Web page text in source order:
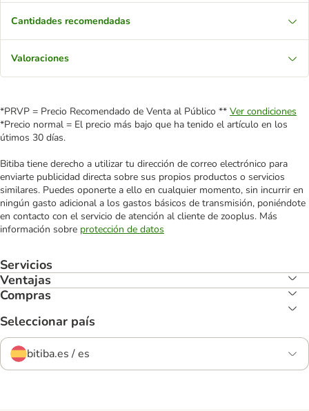
Cantidades recomendadas
Valoraciones
*PRVP = Precio Recomendado de Venta al Público ** Ver condiciones
*Precio normal = El precio más bajo que ha tenido el artículo en los
útimos 30 días.
Bitiba tiene derecho a utilizar tu dirección de correo electrónico para
enviarte publicidad directa sobre sus propios productos o servicios
similares. Puedes oponerte a ello en cualquier momento, sin incurrir en
ningún gasto adicional a los gastos básicos de transmisión, poniéndote
en contacto con el servicio de atención al cliente de zooplus. Más
información sobre protección de datos
Servicios
Ventajas
Compras
Seleccionar país
bitiba.es / es